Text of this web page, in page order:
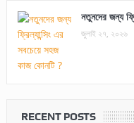
নতুনদের জন্য
জুলাই ২৭, ২০২৬
RECENT POSTS